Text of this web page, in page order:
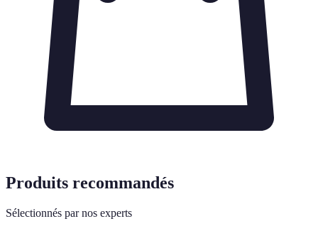
Produits recommandés
Sélectionnés par nos experts